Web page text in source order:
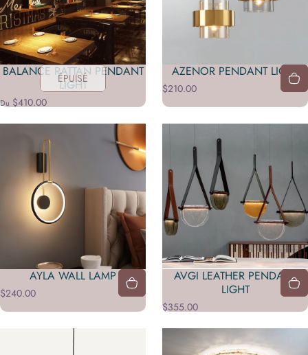
ÉPUISÉ
BALANCE RATTAN PENDANT
LIGHT
Du $410.00
AZENOR PENDANT LIGHT
$210.00
AYLA WALL LAMP
$240.00
AVGI LEATHER PENDANT
LIGHT
$355.00